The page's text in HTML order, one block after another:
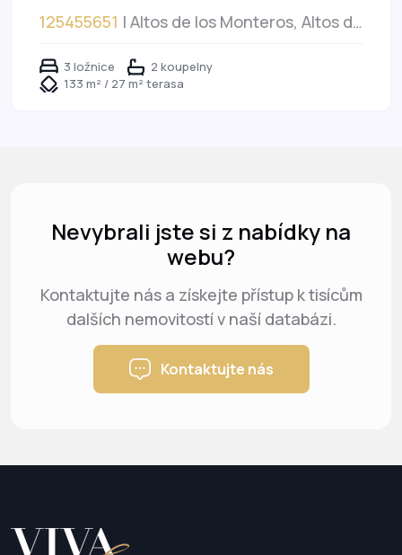
125455651 | Altos de los Monteros, Altos de
3 ložnice
2 koupelny
133 m² / 27 m² terasa
Nevybrali jste si z nabídky na
webu?
Kontaktujte nás a získejte přístup k tisícům
dalších nemovitostí v naší databázi.
Kontaktujte nás